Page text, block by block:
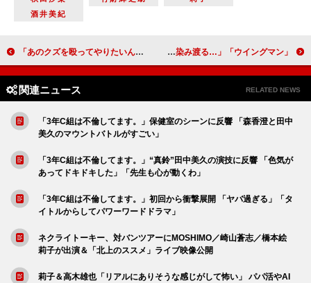
酒井美紀
「あのクズを殴ってやりたいんだ」「玉森くんの心揺さぶる演技、何度見ても胸がぎゅっとなる」「ゆいちゃんのボクシング愛に涙」 「ウイングマン」視聴者、坂本浩一監督の演出を称賛 「坂本監督節が実家のみそ汁のように染み渡る…」
関連ニュース RELATED NEWS
「3年C組は不倫してます。」保健室のシーンに反響 「森香澄と田中
美久のマウントバトルがすごい」
「3年C組は不倫してます。」“真鈴”田中美久の演技に反響 「色気が
あってドキドキした」「先生も心が動くわ」
「3年C組は不倫してます。」初回から衝撃展開 「ヤバ過ぎる」「タ
イトルからしてパワーワードドラマ」
ネクライトーキー、対バンツアーにMOSHIMO／崎山蒼志／橋本絵
莉子が出演＆「北上のススメ」ライブ映像公開
莉子＆高木雄也「リアルにありそうな感じがして怖い」 パパ活やAI